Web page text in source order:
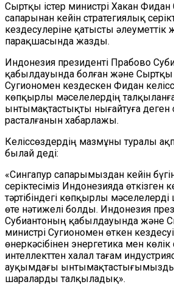
Сыртқы істер министрі Хакан Фидан
сапарынан кейін стратегиялық
кездесулеріне қатысты әлеуметтік
парақшасында жазды.
Индонезия президенті Прабово
қабылдауында болған және Сыртқы
Сугиономен кездескен Фидан
көпқырлы мәселелердің
ынтымақтастықты нығайтуға
расталғанын хабарлажы.
Келіссөздердің мазмұны туралы
былай деді:
«Сингапур сапарымыздан кейін
серіктесіміз Индонезияда өткізген
тәртібіндегі көпқырлы
өте нәтижелі болды. Индонезия
Субиантоның қабылдауында және
министрі Сугиономен өткен
өнеркәсібінен энергетика мен
интеллекттен халал тағам
ауқымдағы
шараларды талқыладық».